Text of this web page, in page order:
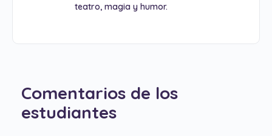
teatro, magia y humor.
Comentarios de los
estudiantes